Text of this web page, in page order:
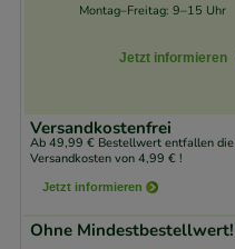
Montag–Freitag: 9–15 Uhr
Jetzt informieren
Versandkostenfrei
Ab 49,99 € Bestellwert entfallen die
Versandkosten von 4,99 € !
Jetzt informieren
Ohne Mindestbestellwert!